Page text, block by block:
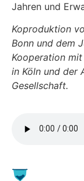
Jahren und
Koproduktion
Bonn und dem
Kooperation
in Köln und der
Gesellschaft.